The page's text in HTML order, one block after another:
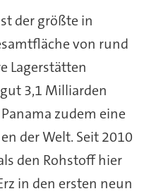
der größte in
von rund
Lagerstätten
3,1 Milliarden
zudem eine
der Welt. Seit 2010
den Rohstoff hier
in den ersten neun